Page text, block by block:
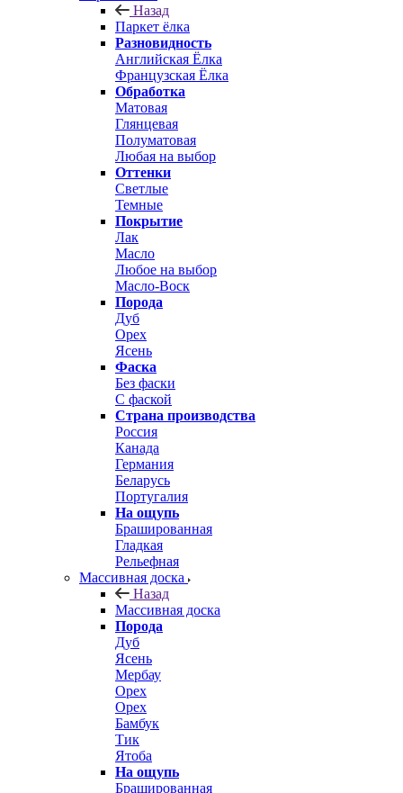
Назад
Паркет ёлка
Разновидность
Английская Ёлка
Французская Ёлка
Обработка
Матовая
Глянцевая
Полуматовая
Любая на выбор
Оттенки
Светлые
Темные
Покрытие
Лак
Масло
Любое на выбор
Масло-Воск
Порода
Дуб
Орех
Ясень
Фаска
Без фаски
С фаской
Страна производства
Россия
Канада
Германия
Беларусь
Португалия
На ощупь
Брашированная
Гладкая
Рельефная
Массивная доска
Назад
Массивная доска
Порода
Дуб
Ясень
Мербау
Орех
Орех
Бамбук
Тик
Ятоба
На ощупь
Брашированная